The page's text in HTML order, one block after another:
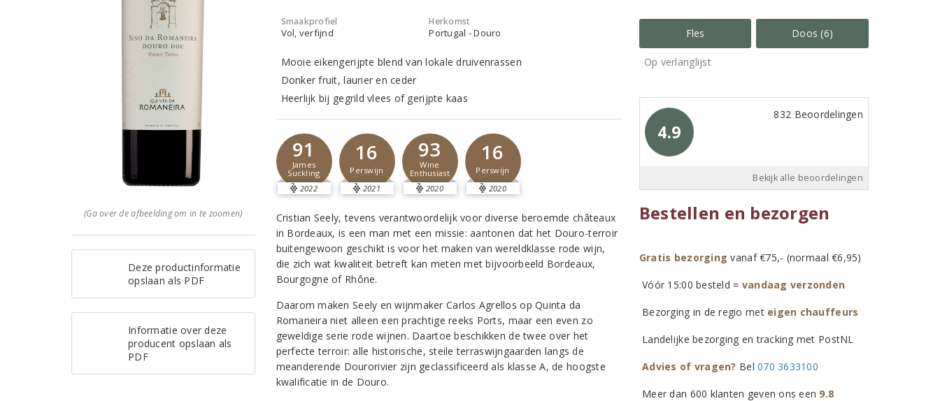
(Ga over de afbeelding om in te zoomen)
Deze productinformatie
opslaan als PDF
Informatie over deze
producent opslaan als
PDF
Smaakprofiel
Vol, verfijnd
Herkomst
Portugal - Douro
Mooie eikengerijpte blend van lokale druivenrassen
Donker fruit, laurier en ceder
Heerlijk bij gegrild vlees of gerijpte kaas
91
James
Suckling
2022
16
Perswijn
2021
93
Wine
Enthusiast
2020
16
Perswijn
2020
Cristian Seely, tevens verantwoordelijk voor diverse beroemde châteaux
in Bordeaux, is een man met een missie: aantonen dat het Douro-terroir
buitengewoon geschikt is voor het maken van wereldklasse rode wijn,
die zich wat kwaliteit betreft kan meten met bijvoorbeeld Bordeaux,
Bourgogne of Rhône.
Daarom maken Seely en wijnmaker Carlos Agrellos op Quinta da
Romaneira niet alleen een prachtige reeks Ports, maar een even zo
geweldige serie rode wijnen. Daartoe beschikken de twee over het
perfecte terroir: alle historische, steile terraswijngaarden langs de
meanderende Dourorivier zijn geclassificeerd als klasse A, de hoogste
kwalificatie in de Douro.
Fles Doos (6)
Op verlanglijst
4.9
832 Beoordelingen
Bekijk alle beoordelingen
Bestellen en bezorgen
Gratis bezorging vanaf €75,- (normaal €6,95)
Vóór 15:00 besteld = vandaag verzonden
Bezorging in de regio met eigen chauffeurs
Landelijke bezorging en tracking met PostNL
Advies of vragen? Bel070 3633100
Meer dan 600 klanten geven ons een 9.8